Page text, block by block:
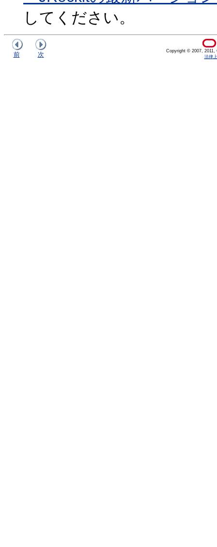
してください。
前 次
Copyright © 2007, 2011,
法律